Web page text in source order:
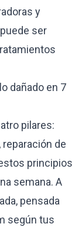
y
ser
dañado en 7
pilares:
de
principios
semana. A
pensada
según tus